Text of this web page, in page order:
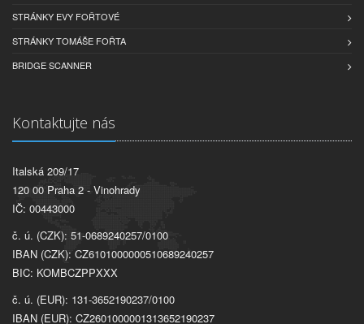
STRÁNKY EVY FOŘTOVÉ
STRÁNKY TOMÁŠE FOŘTA
BRIDGE SCANNER
Kontaktujte nás
Italská 209/17
120 00 Praha 2 - Vinohrady
IČ: 00443000
č. ú. (CZK): 51-0689240257/0100
IBAN (CZK): CZ6101000000510689240257
BIC: KOMBCZPPXXX
č. ú. (EUR): 131-3652190237/0100
IBAN (EUR): CZ2601000001313652190237